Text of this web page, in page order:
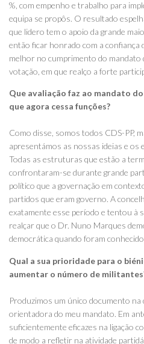
%, com empenho e trabalho para
equipa se propôs. O resultado
que lidero tem o apoio da grande
então ficar honrado com a confiança
melhor no cumprimento do mandato
votação, em que realço a forte
Que avaliação faz ao mandato
que agora cessa funções?
Como disse, somos todos CDS-PP,
apresentámos as nossas ideias e
Todas as estruturas que estão a
confrontaram-se durante grande
político que a governação em
partidos que eram governo. A
exatamente esse período e tentou à
realçar que o Dr. Nuno Marques
democrática quando foram
Qual a sua prioridade para o
aumentar o número de
Produzimos um único documento na
orientadora do meu mandato. Em
suficientemente eficazes na ligação
de modo a refletir na atividade